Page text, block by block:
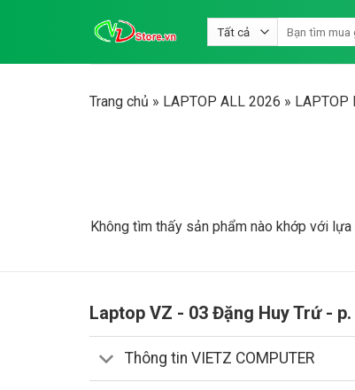
kiếm:
Trang chủ » LAPTOP ALL 2026 » LAPTOP
Không tìm thấy sản phẩm nào khớp với lựa
Laptop VZ - 03 Đặng Huy Trứ -
Thông tin VIETZ COMPUTER